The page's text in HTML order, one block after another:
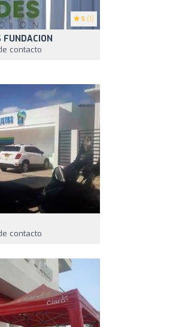
5 (1)
FUNDACION
contacto
contacto